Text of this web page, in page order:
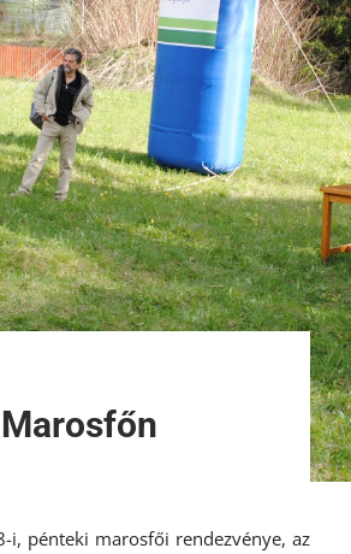
i, pénteki marosfői rendezvénye, az